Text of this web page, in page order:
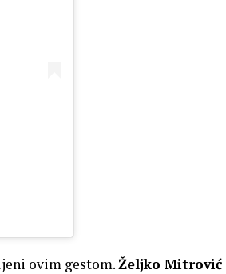
ovim gestom.Željko Mitrović